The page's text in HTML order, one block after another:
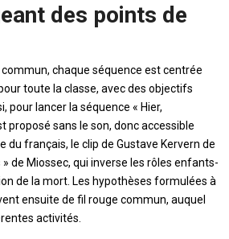
des points de
chaque séquence est centrée
toute la classe, avec des objectifs
pour lancer la séquence « Hier,
proposé sans le son, donc accessible
du français, le clip de Gustave Kervern de
de Miossec, qui inverse les rôles enfants-
de la mort. Les hypothèses formulées à
ensuite de fil rouge commun, auquel
activités.